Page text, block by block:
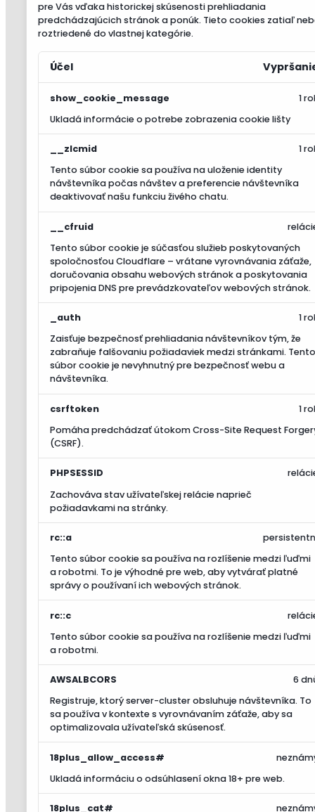
pre Vás vďaka historickej skúsenosti prehliadania
predchádzajúcich stránok a ponúk. Tieto cookies zatiaľ
roztriedené do vlastnej kategórie.
Účel
show_cookie_message
Ukladá informácie o potrebe zobrazenia cookie lišty
1
__zlcmid
Tento súbor cookie sa používa na uloženie identity
návštevníka počas návštev a preferencie návštevníka
deaktivovať našu funkciu živého chatu.
1
__cfruid
Tento súbor cookie je súčasťou služieb poskytovaných
spoločnosťou Cloudflare – vrátane vyrovnávania záťaže,
doručovania obsahu webových stránok a poskytovania
pripojenia DNS pre prevádzkovateľov webových stránok.
_auth
Zaisťuje bezpečnosť prehliadania návštevníkov tým, že
zabraňuje falšovaniu požiadaviek medzi stránkami. Tento
súbor cookie je nevyhnutný pre bezpečnosť webu a
návštevníka.
1
csrftoken
Pomáha predchádzať útokom Cross-Site Request
(CSRF).
1
PHPSESSID
Zachováva stav užívateľskej relácie naprieč
požiadavkami na stránky.
rc::a
Tento súbor cookie sa používa na rozlíšenie medzi ľuďmi
a robotmi. To je výhodné pre web, aby vytvárať platné
správy o používaní ich webových stránok.
rc::c
Tento súbor cookie sa používa na rozlíšenie medzi ľuďmi
a robotmi.
AWSALBCORS
Registruje, ktorý server-cluster obsluhuje návštevníka. To
sa používa v kontexte s vyrovnávaním záťaže, aby sa
optimalizovala užívateľská skúsenosť.
6
18plus_allow_access#
Ukladá informáciu o odsúhlasení okna 18+ pre web.
18plus_cat#